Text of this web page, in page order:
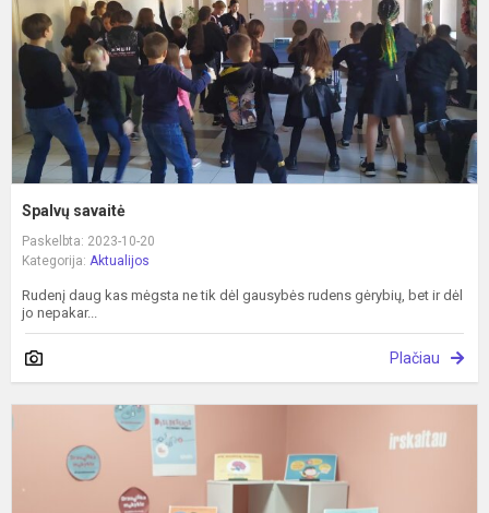
Spalvų savaitė
Paskelbta: 2023-10-20
Kategorija: Aktualijos
Rudenį daug kas mėgsta ne tik dėl gausybės rudens gėrybių, bet ir dėl
jo nepakar...
Plačiau